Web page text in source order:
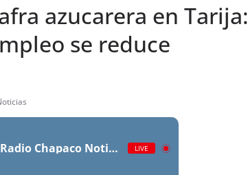
azucarera en Tarija:
se reduce
Radio Chapaco Noticias Las 24 horas en vivo LIVE